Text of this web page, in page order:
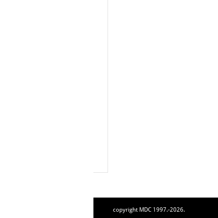
copyright MDC 1997.-2026.